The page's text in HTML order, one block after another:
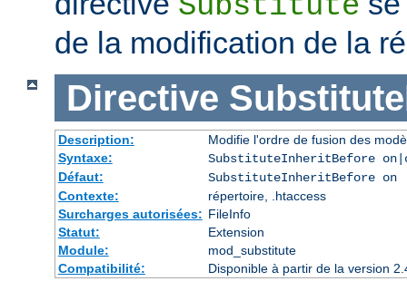
de la modification de la
Directive
Description:
Modifie l'ordre de fusion des
Syntaxe:
SubstituteInheritBefore
Défaut:
SubstituteInheritBefore on
Contexte:
répertoire, .htaccess
Surcharges autorisées: FileInfo
Statut:
Extension
Module:
mod_substitute
Compatibilité:
Disponible à partir de la version